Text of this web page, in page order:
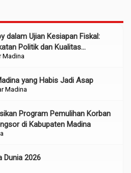
Madina
dalam Ujian Kesiapan Fiskal:
Politik dan Kualitas
Madina
yang Habis Jadi Asap
Program Pemulihan Korban
di Kabupaten Madina
Dunia 2026